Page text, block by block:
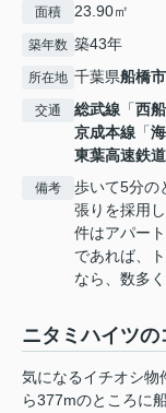
面積 23.90㎡
築年数 築43年
所在地 千葉県船橋市
交通 総武線 「西
京成本線 「
東葉高速鉄道
備考
歩いて5分の
張りを採用
件はアパー
であれば、
なら、数多
ニタミハイツ
気になるイチオシ物
ら377mのところに